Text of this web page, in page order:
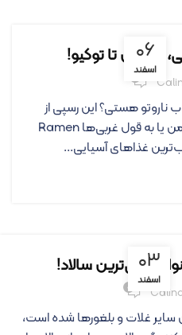
۰۶
اسفند
از تهران تا توکیو!
هستی؟ این رسپی از
کالین مخصوص شماست! رامن یا به قول غربی‌ها Ramen
۰۳
اسفند
رژیمی‌ترین سالاد!
۰
غلات و بلغورها شده است،